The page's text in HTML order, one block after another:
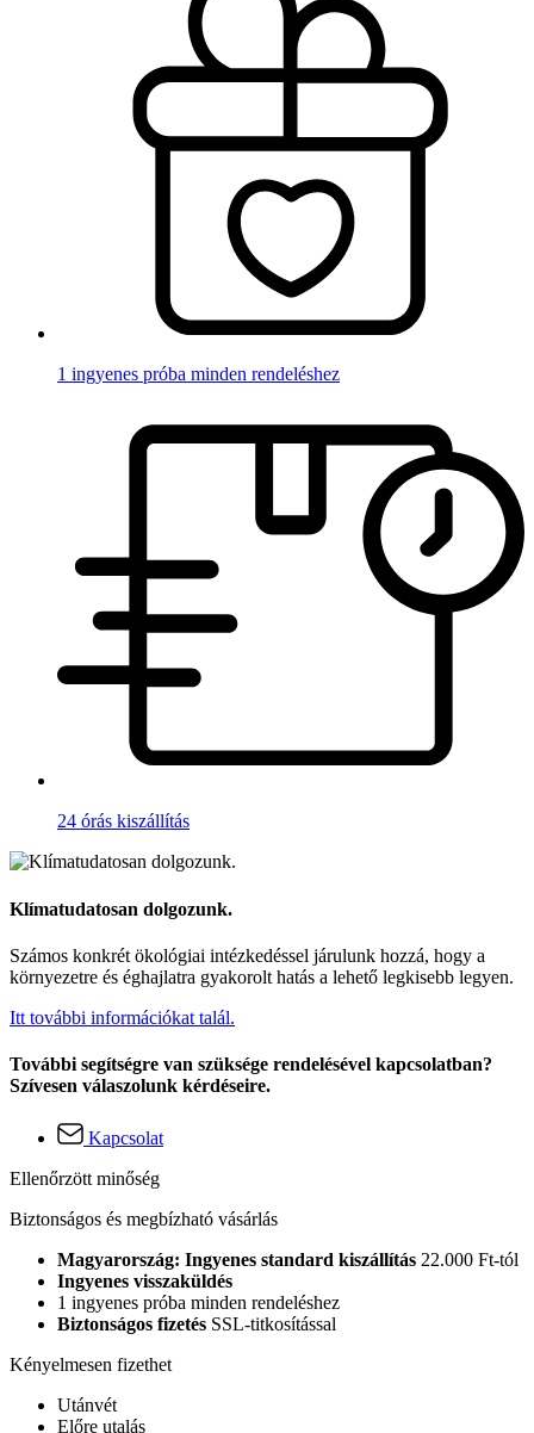
1 ingyenes próba minden rendeléshez
24 órás kiszállítás
Klímatudatosan dolgozunk.
Számos konkrét ökológiai intézkedéssel járulunk hozzá, hogy a
környezetre és éghajlatra gyakorolt hatás a lehető legkisebb legyen.
Itt további információkat talál.
További segítségre van szüksége rendelésével kapcsolatban?
Szívesen válaszolunk kérdéseire.
Kapcsolat
Ellenőrzött minőség
Biztonságos és megbízható vásárlás
Magyarország: Ingyenes standard kiszállítás 22.000 Ft-tól
Ingyenes visszaküldés
1 ingyenes próba minden rendeléshez
Biztonságos fizetés SSL-titkosítással
Kényelmesen fizethet
Utánvét
Előre utalás